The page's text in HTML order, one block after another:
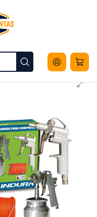
Herramientas
para Compresores
5